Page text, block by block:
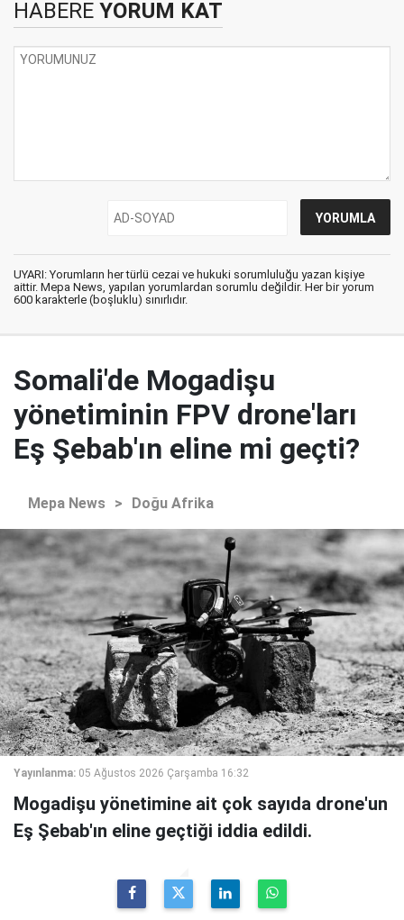
HABERE YORUM KAT
UYARI: Yorumların her türlü cezai ve hukuki sorumluluğu yazan kişiye
aittir. Mepa News, yapılan yorumlardan sorumlu değildir. Her bir yorum
600 karakterle (boşluklu) sınırlıdır.
Somali'de Mogadişu
yönetiminin FPV drone'ları
Eş Şebab'ın eline mi geçti?
Mepa News > Doğu Afrika
Yayınlanma: 05 Ağustos 2026 Çarşamba 16:32
Mogadişu yönetimine ait çok sayıda drone'un
Eş Şebab'ın eline geçtiği iddia edildi.